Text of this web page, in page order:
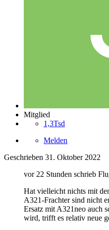
Mitglied
1,3Tsd
Melden
Geschrieben 31. Oktober 2022
vor 22 Stunden schrieb
Hat vielleicht nichts mit
A321-Frachter sind nicht
Ersatz mit A321neo auch
wird, trifft es relativ neue